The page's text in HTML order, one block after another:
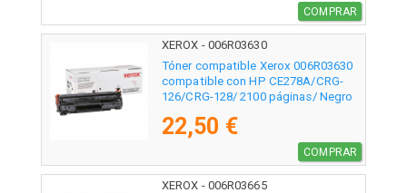
COMPRAR
XEROX - 006R03630
Tóner compatible Xerox 006R03630
compatible con HP CE278A/CRG-
126/CRG-128/ 2100 páginas/ Negro
22,50 €
COMPRAR
XEROX - 006R03665